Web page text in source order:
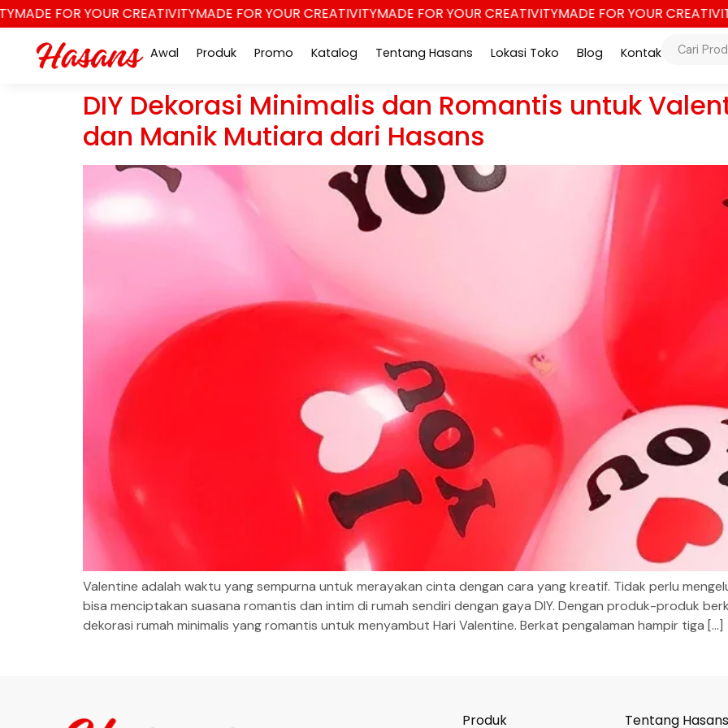
FOR YOUR CREATIVITYMADE FOR YOUR CREATIVITYMADE FOR YOUR CREATIVITYMADE FOR YOUR CREATIVITY
Awal Produk Promo Katalog Tentang Hasans Lokasi Toko Blog Kontak
DIY Dekorasi Minimalis dan Romantis untuk
dan Manik Mutiara dari Hasans
Valentine adalah waktu yang sempurna untuk merayakan cinta dengan cara yang kreatif. Tidak perlu
bisa menciptakan suasana romantis dan intim di rumah sendiri dengan gaya DIY. Dengan produk-produk
dekorasi rumah minimalis yang romantis untuk menyambut Hari Valentine. Berkat pengalaman hampir tiga […]
Produk Tentang Hasans